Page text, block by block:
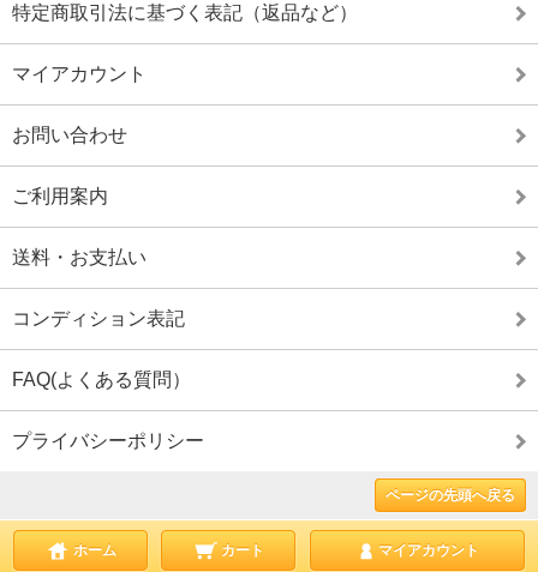
特定商取引法に基づく表記（返品など）
マイアカウント
お問い合わせ
ご利用案内
送料・お支払い
コンディション表記
FAQ(よくある質問）
プライバシーポリシー
ページの先頭へ戻る
ホーム カート マイアカウント